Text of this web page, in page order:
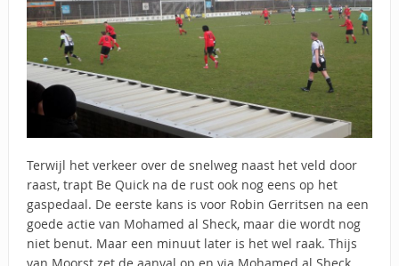
Terwijl het verkeer over de snelweg naast het veld door
raast, trapt Be Quick na de rust ook nog eens op het
gaspedaal. De eerste kans is voor Robin Gerritsen na een
goede actie van Mohamed al Sheck, maar die wordt nog
niet benut. Maar een minuut later is het wel raak. Thijs